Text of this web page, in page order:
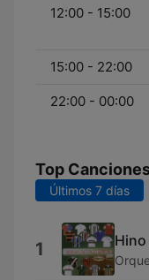
12:00 - 15:00
15:00 - 22:00
22:00 - 00:00
Top
Últimos 7 días
1